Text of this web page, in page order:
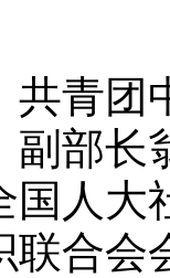
青团
副部长
国人大
联合